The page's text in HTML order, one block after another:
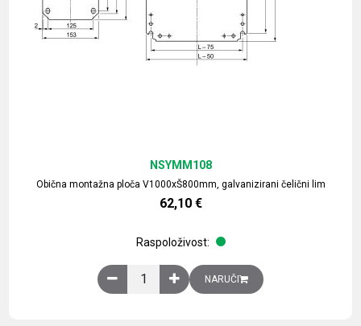
Obična montažna ploča V1000xŠ800mm, galvanizirani čelični lim
NSYMM108
62,10 €
Raspoloživost:
Obična montažna ploča V1000xŠ800mm,
NARUČI